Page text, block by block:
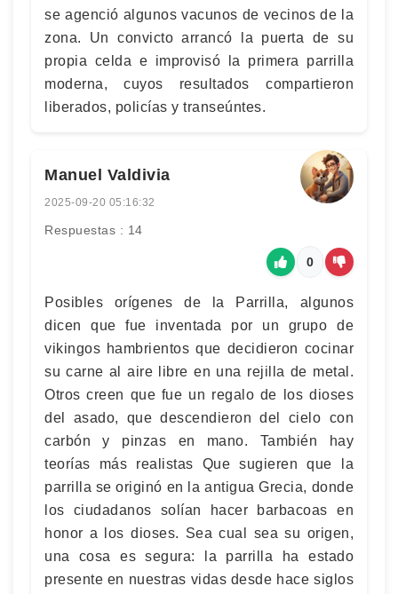
se agenció algunos vacunos de vecinos de la
zona. Un convicto arrancó la puerta de su
propia celda e improvisó la primera parrilla
moderna, cuyos resultados compartieron
liberados, policías y transeúntes.
Manuel Valdivia
2025-09-20 05:16:32
Respuestas : 14
0
Posibles orígenes de la Parrilla, algunos
dicen que fue inventada por un grupo de
vikingos hambrientos que decidieron cocinar
su carne al aire libre en una rejilla de metal.
Otros creen que fue un regalo de los dioses
del asado, que descendieron del cielo con
carbón y pinzas en mano. También hay
teorías más realistas Que sugieren que la
parrilla se originó en la antigua Grecia, donde
los ciudadanos solían hacer barbacoas en
honor a los dioses. Sea cual sea su origen,
una cosa es segura: la parrilla ha estado
presente en nuestras vidas desde hace siglos